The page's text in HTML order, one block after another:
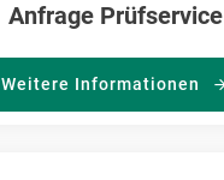
Anfrage Prüfservice
Weitere Informationen